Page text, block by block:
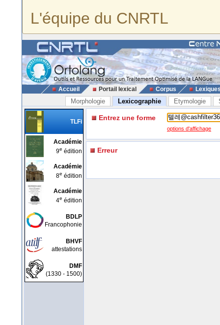
L'équipe du CNRTL
Accueil Portail lexical Corpus
Morphologie Lexicographie Etymologie
TLFi
Académie
9e édition
Académie
8e édition
Académie
4e édition
BDLP
Francophonie
BHVF
attestations
DMF
(1330 - 1500)
Entrez une forme
options d'affichage
Erreur